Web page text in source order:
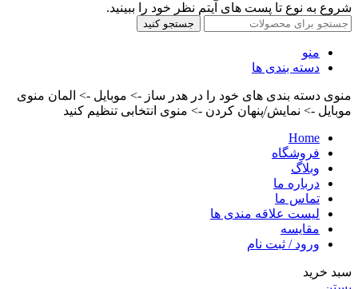
شروع به نوع تا پست های آیتم نظر خود را ببینید.
جستجو کنید
منو
دسته بندی ها
منوی دسته بندی های خود را در هدر ساز -> موبایل -> المان منوی
موبایل -> نمایش/پنهان کردن -> منوی انتخابی تنظیم کنید
Home
فروشگاه
وبلاگ
درباره ما
تماس ما
لیست علاقه مندی ها
مقایسه
ورود / ثبت نام
سبد خرید